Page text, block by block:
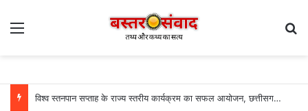
Menu
विश्व स्तनपान सप्ताह के राज्य स्तरीय कार्यक्रम का सफल आयोजन, छत्तीसगढ़ के प्रथम “मातृ दूध कोष (Mother Milk Bank)” की घोषणा……